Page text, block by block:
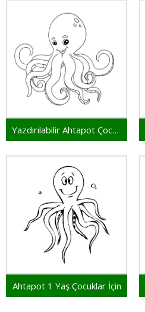
Yazdırılabilir Ahtapot Çocuklar İçin
Ahtapot 1 Yaş Çocuklar İçin